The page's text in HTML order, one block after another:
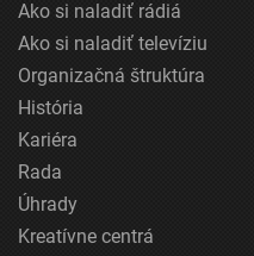
Ako si naladiť rádiá
Ako si naladiť televíziu
Organizačná štruktúra
História
Kariéra
Rada
Úhrady
Kreatívne centrá